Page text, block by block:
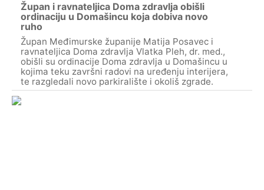
Župan i ravnateljica Doma zdravlja obišli
ordinaciju u Domašincu koja dobiva novo
ruho
Župan Međimurske županije Matija Posavec i
ravnateljica Doma zdravlja Vlatka Pleh, dr. med.,
obišli su ordinacije Doma zdravlja u Domašincu u
kojima teku završni radovi na uređenju interijera,
te razgledali novo parkiralište i okoliš zgrade.